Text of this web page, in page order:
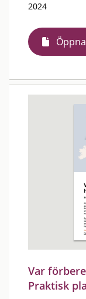
2024
Var
Praktisk